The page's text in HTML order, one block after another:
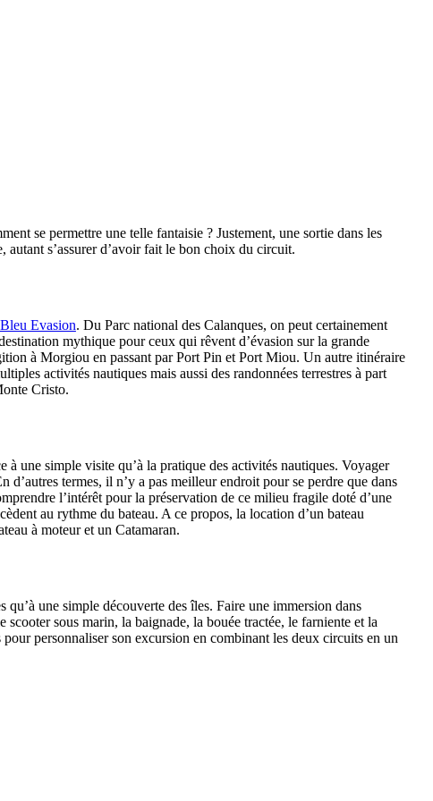
se permettre une telle fantaisie ? Justement, une sortie dans les
s’assurer d’avoir fait le bon choix du circuit.
Evasion. Du Parc national des Calanques, on peut certainement
mythique pour ceux qui rêvent d’évasion sur la grande
à Morgiou en passant par Port Pin et Port Miou. Un autre itinéraire
activités nautiques mais aussi des randonnées terrestres à part
Cristo.
une simple visite qu’à la pratique des activités nautiques. Voyager
termes, il n’y a pas meilleur endroit pour se perdre que dans
l’intérêt pour la préservation de ce milieu fragile doté d’une
au rythme du bateau. A ce propos, la location d’un bateau
à moteur et un Catamaran.
une simple découverte des îles. Faire une immersion dans
sous marin, la baignade, la bouée tractée, le farniente et la
personnaliser son excursion en combinant les deux circuits en un